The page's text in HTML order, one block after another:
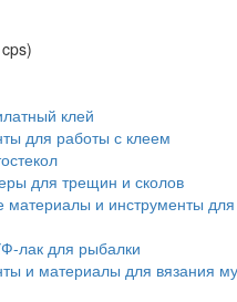
клей
для работы с клеем
для трещин и сколов
материалы и инструменты для
лак для рыбалки
и материалы для вязания